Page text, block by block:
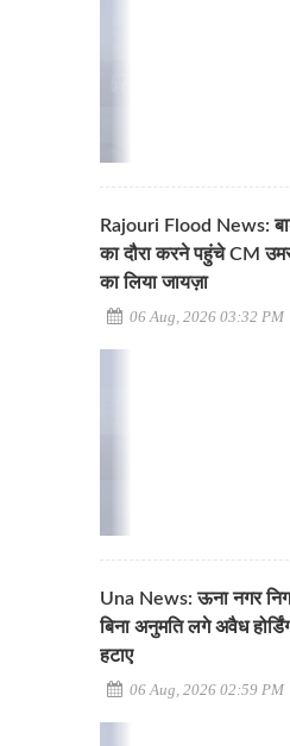
Rajouri Flood News:
का दौरा करने पहुंचे CM
का लिया जायज़ा
06 Aug, 2026 03:32 PM
Una News: ऊना नगर
बिना अनुमति लगे अवैध
हटाए
06 Aug, 2026 02:59 PM